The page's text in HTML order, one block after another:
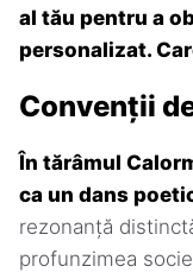
al tău pentru a
personalizat.
Convenții
În tărâmul
ca un dans
rezonanță
profunzimea